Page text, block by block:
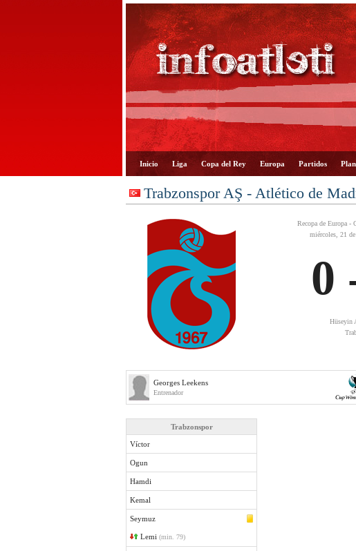
Inicio Liga Copa del Rey Europa Partidos
Trabzonspor AŞ - Atlético de
Recopa de Europa -
miércoles, 21
0
Hüseyin
Georges Leekens
Entrenador
Trabzonspor
Víctor
Ogun
Hamdi
Kemal
Seymuz
Lemi (min. 79)